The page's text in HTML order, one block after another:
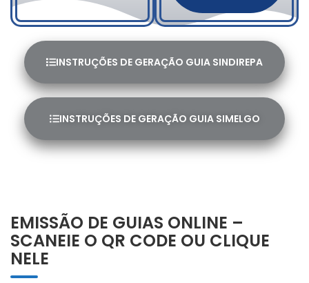
INSTRUÇÕES DE GERAÇÃO GUIA SINDIREPA
INSTRUÇÕES DE GERAÇÃO GUIA SIMELGO
EMISSÃO DE GUIAS ONLINE –
SCANEIE O QR CODE OU CLIQUE
NELE